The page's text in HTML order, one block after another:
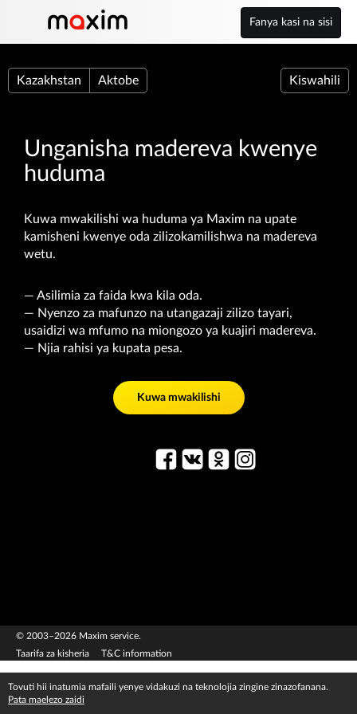
Fanya kasi na sisi
Kazakhstan Aktobe Kiswahili
Unganisha madereva kwenye
huduma
Kuwa mwakilishi wa huduma ya Maxim na upate
kamisheni kwenye oda zilizokamilishwa na madereva
wetu.
— Asilimia za faida kwa kila oda.
— Nyenzo za mafunzo na utangazaji zilizo tayari,
usaidizi wa mfumo na miongozo ya kuajiri madereva.
— Njia rahisi ya kupata pesa.
Kuwa mwakilishi
© 2003–2026 Maxim service.
Taarifa za kisheria
T&C information
Tovuti hii inatumia mafaili yenye vidakuzi na teknolojia zingine zinazofanana.
Pata maelezo zaidi